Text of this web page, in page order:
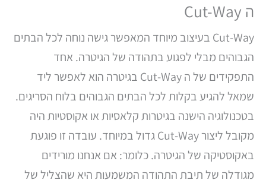
ה Cut-Way
Cut-Way בעיצוב מיוחד המאפשר גישה נוחה לכל הבתים
הגבוהים מבלי לפגוע בתהודה של הגיטרה. אחד
התפקידים של ה Cut-Way בגיטרה הוא לאפשר ליד
שמאל להגיע בקלות לכל הבתים הגבוהים בלוח הסריגים.
בטכנולוגיה הישנה בגיטרות קלאסיות או אקוסטיות היה
מקובל ליצור Cut-Way גדול במיוחד. עובדה זו פוגעת
באקוסטיקה של הגיטרה. כלומר: אם אנחנו מורידים
מגודלה של תיבת התהודה המשמעות היא שהצליל של